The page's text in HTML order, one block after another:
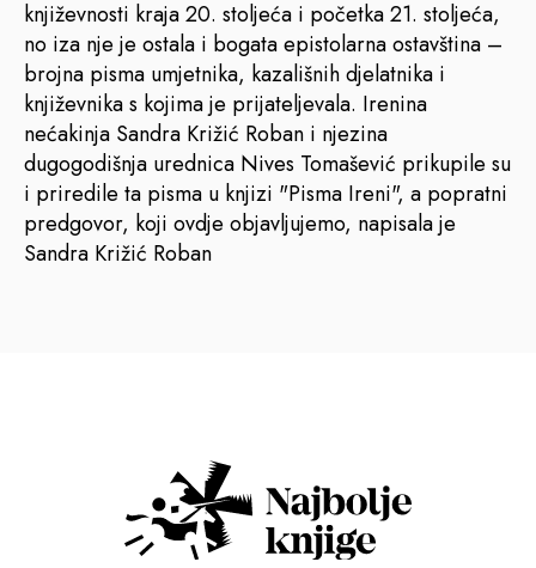
književnosti kraja 20. stoljeća i početka 21. stoljeća,
no iza nje je ostala i bogata epistolarna ostavština –
brojna pisma umjetnika, kazališnih djelatnika i
književnika s kojima je prijateljevala. Irenina
nećakinja Sandra Križić Roban i njezina
dugogodišnja urednica Nives Tomašević prikupile su
i priredile ta pisma u knjizi "Pisma Ireni", a popratni
predgovor, koji ovdje objavljujemo, napisala je
Sandra Križić Roban